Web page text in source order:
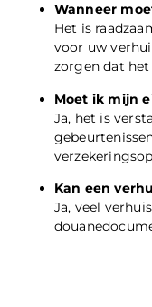
Wanneer
Het is
voor uw
zorgen dat
Moet ik mijn
Ja, het is
Kan een
Ja, veel